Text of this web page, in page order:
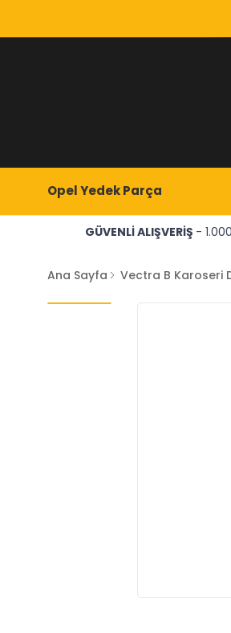
Opel Yedek Parça
GÜVENLİ ALIŞVERİŞ -
Ana Sayfa Vectra B Karoseri